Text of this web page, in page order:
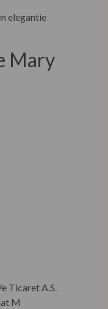
elegantie
Mary
Ticaret A.S.
M